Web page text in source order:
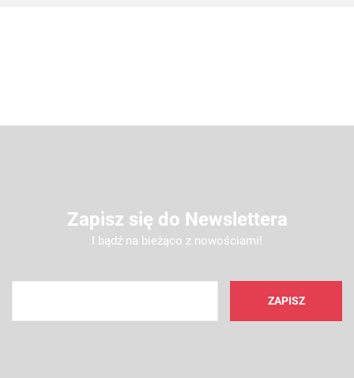
Zapisz się do Newslettera
I bądź na bieżąco z nowościami!